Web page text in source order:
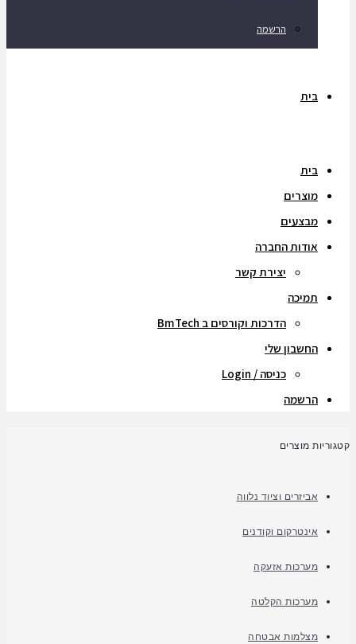
הרשמה
בית
בית
מוצרים
מבצעים
אודות החברה
יצירת קשר
תמיכה
הדרכות וקורסים ב BmTech
החשבון שלי
כניסה / Login
הרשמה
קטגוריות מוצרים
אביזרים וציוד נלווה
אינטרקום וקודנים
מערכות אזעקה
מערכות הקלטה
מצלמות אבטחה